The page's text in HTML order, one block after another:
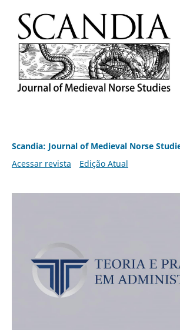
Scandia: Journal of Medieval Norse
Acessar revista
Edição Atual